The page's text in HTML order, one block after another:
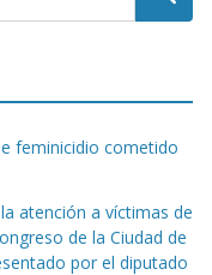
feminicidio cometido
atención a víctimas de
de la Ciudad de
por el diputado